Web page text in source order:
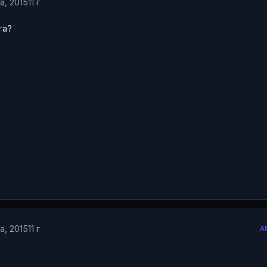
201511 г
201511 г